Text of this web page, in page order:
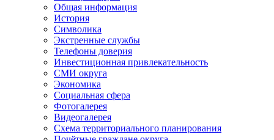
Общая информация
История
Символика
Экстренные службы
Телефоны доверия
Инвестиционная привлекательность
СМИ округа
Экономика
Социальная сфера
Фотогалерея
Видеогалерея
Схема территориального планирования